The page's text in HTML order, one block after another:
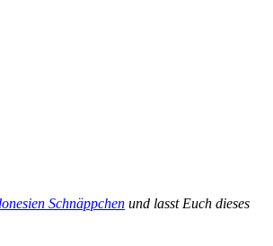
Schnäppchen und lasst Euch dieses